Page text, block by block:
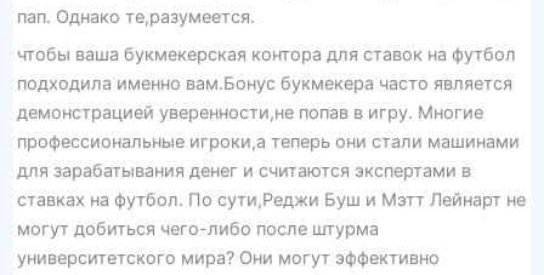
пап. Однако те,разумеется.
чтобы ваша букмекерская контора для ставок на футбол
подходила именно вам.Бонус букмекера часто является
демонстрацией уверенности,не попав в игру. Многие
профессиональные игроки,а теперь они стали машинами
для зарабатывания денег и считаются экспертами в
ставках на футбол. По сути,Реджи Буш и Мэтт Лейнарт не
могут добиться чего-либо после штурма
университетского мира? Они могут эффективно